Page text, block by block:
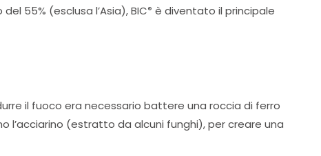
55% (esclusa l’Asia), BIC® è diventato il principale
il fuoco era necessario battere una roccia di ferro
l’acciarino (estratto da alcuni funghi), per creare una